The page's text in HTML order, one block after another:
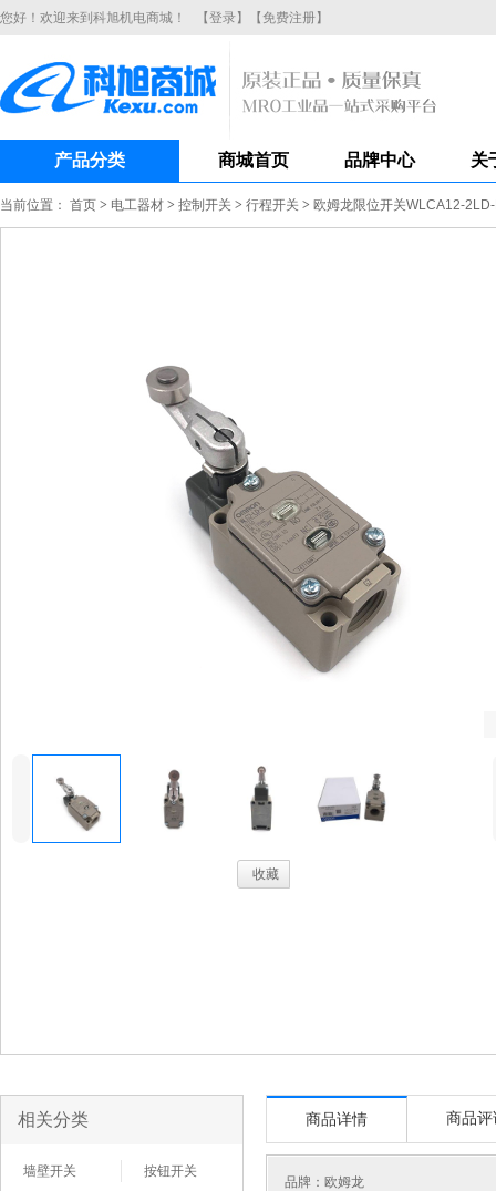
您好！欢迎来到科旭机电商城！ 【登录】 【免费注册】
产品分类 商城首页 品牌中心 关
当前位置： 首页 > 电工器材 > 控制开关 > 行程开关 > 欧姆龙限位开关WLCA12-
. 收藏
相关分类
墙壁开关
按钮开关
商品详情 商品评
品牌： 欧姆龙